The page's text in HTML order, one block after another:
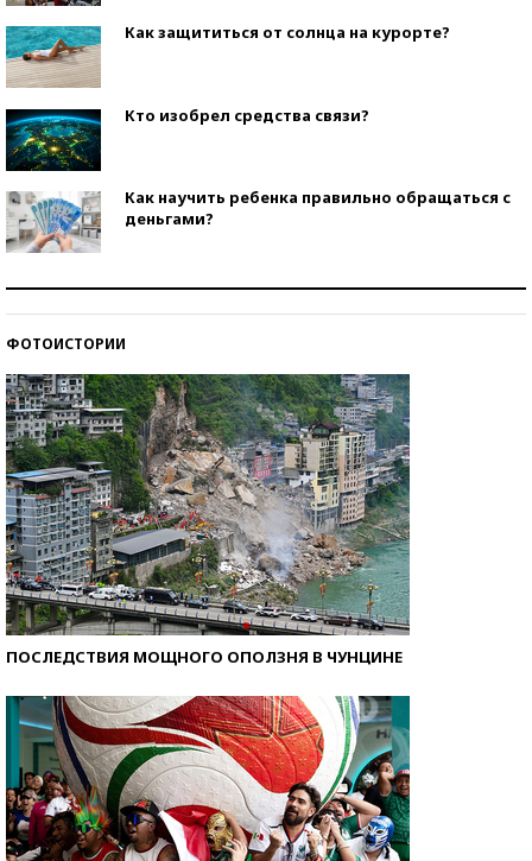
Как защититься от солнца на курорте?
Кто изобрел средства связи?
Как научить ребенка правильно обращаться с
деньгами?
ФОТОИСТОРИИ
ПОСЛЕДСТВИЯ МОЩНОГО ОПОЛЗНЯ В ЧУНЦИНЕ